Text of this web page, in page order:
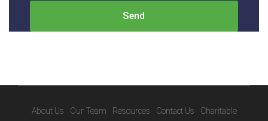
About Us Our Team Resources Contact Us
Charitable